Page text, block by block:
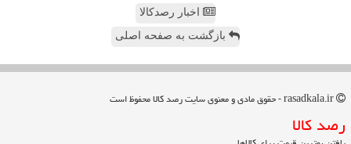
اخبار رصدکالا
بازگشت به صفحه اصلی
رصد كالا